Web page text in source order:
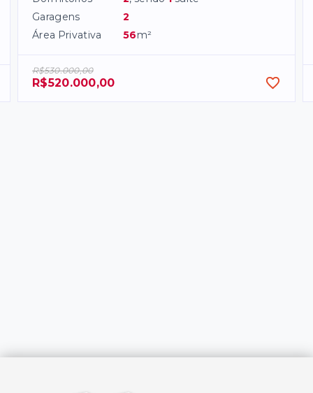
Garagens
2
Área Privativa
56m²
R$530.000,00
R$520.000,00